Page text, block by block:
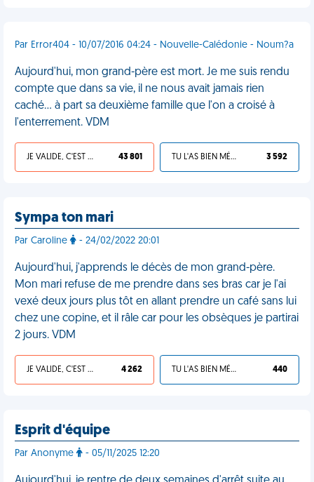
Par Error404 - 10/07/2016 04:24 - Nouvelle-Calédonie - Noum?a
Aujourd'hui, mon grand-père est mort. Je me suis rendu
compte que dans sa vie, il ne nous avait jamais rien
caché... à part sa deuxième famille que l'on a croisé à
l'enterrement. VDM
JE VALIDE, C'EST UNE VDM 43 801 TU L'AS BIEN MÉRITÉ 3 592
Sympa ton mari
Par Caroline - 24/02/2022 20:01
Aujourd'hui, j'apprends le décès de mon grand-père.
Mon mari refuse de me prendre dans ses bras car je l'ai
vexé deux jours plus tôt en allant prendre un café sans lui
chez une copine, et il râle car pour les obsèques je partirai
2 jours. VDM
JE VALIDE, C'EST UNE VDM 4 262 TU L'AS BIEN MÉRITÉ 440
Esprit d'équipe
Par Anonyme - 05/11/2025 12:20